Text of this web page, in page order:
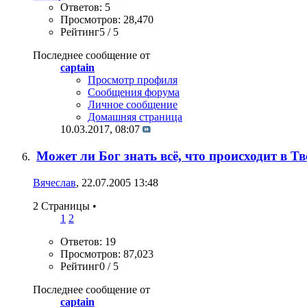
Ответов: 5
Просмотров: 28,470
Рейтинг5 / 5
Последнее сообщение от
captain
Просмотр профиля
Сообщения форума
Личное сообщение
Домашняя страница
10.03.2017, 08:07
Может ли Бог знать всё, что происходит в
Вячеслав, 22.07.2005 13:48
2 Страницы •
1 2
Ответов: 19
Просмотров: 87,023
Рейтинг0 / 5
Последнее сообщение от
captain